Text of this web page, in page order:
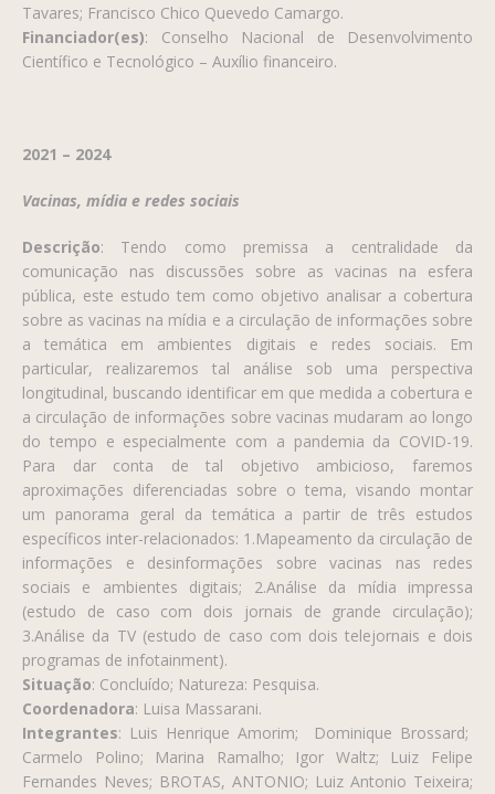
Tavares; Francisco Chico Quevedo Camargo.
Financiador(es): Conselho Nacional de Desenvolvimento
Científico e Tecnológico – Auxílio financeiro.
2021 – 2024
Vacinas, mídia e redes sociais
Descrição: Tendo como premissa a centralidade da
comunicação nas discussões sobre as vacinas na esfera
pública, este estudo tem como objetivo analisar a cobertura
sobre as vacinas na mídia e a circulação de informações sobre
a temática em ambientes digitais e redes sociais. Em
particular, realizaremos tal análise sob uma perspectiva
longitudinal, buscando identificar em que medida a cobertura e
a circulação de informações sobre vacinas mudaram ao longo
do tempo e especialmente com a pandemia da COVID-19.
Para dar conta de tal objetivo ambicioso, faremos
aproximações diferenciadas sobre o tema, visando montar
um panorama geral da temática a partir de três estudos
específicos inter-relacionados: 1.Mapeamento da circulação de
informações e desinformações sobre vacinas nas redes
sociais e ambientes digitais; 2.Análise da mídia impressa
(estudo de caso com dois jornais de grande circulação);
3.Análise da TV (estudo de caso com dois telejornais e dois
programas de infotainment).
Situação: Concluído; Natureza: Pesquisa.
Coordenadora: Luisa Massarani.
Integrantes: Luis Henrique Amorim; Dominique Brossard;
Carmelo Polino; Marina Ramalho; Igor Waltz; Luiz Felipe
Fernandes Neves; BROTAS, ANTONIO; Luiz Antonio Teixeira;